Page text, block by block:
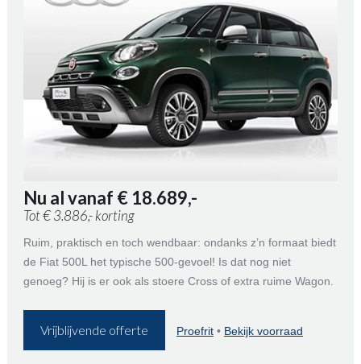
Nu al vanaf € 18.689,-
Tot € 3.886,- korting
Ruim, praktisch en toch wendbaar: ondanks z’n formaat biedt
de Fiat 500L het typische 500-gevoel! Is dat nog niet
genoeg? Hij is er ook als stoere Cross of extra ruime Wagon.
Vrijblijvende offerte Proefrit• Bekijk voorraad